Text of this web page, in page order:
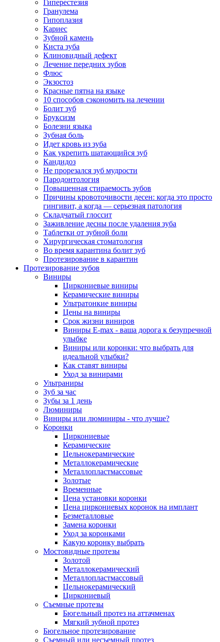
Гиперестезия
Гранулема
Гипоплазия
Кариес
Зубной камень
Киста зуба
Клиновидный дефект
Лечение передних зубов
Флюс
Экзостоз
Красные пятна на языке
10 способов сэкономить на лечении
Болит зуб
Бруксизм
Болезни языка
Зубная боль
Идет кровь из зуба
Как укрепить шатающийся зуб
Кандидоз
Не прорезался зуб мудрости
Пародонтология
Повышенная стираемость зубов
Причины кровоточивости десен: когда это просто
гингивит, а когда — серьезная патология
Складчатый глоссит
Заживление десны после удаления зуба
Таблетки от зубной боли
Хирургическая стоматология
Во время карантина болит зуб
Протезирование в карантин
Протезирование зубов
Виниры
Циркониевые виниры
Керамические виниры
Ультратонкие виниры
Цены на виниры
Срок жизни виниров
Виниры E-max - ваша дорога к безупречной
улыбке
Виниры или коронки: что выбрать для
идеальной улыбки?
Как ставят виниры
Уход за винирами
Ультраниры
Зуб за час
Зубы за 1 день
Люминиры
Виниры или люминиры - что лучше?
Коронки
Циркониевые
Керамические
Цельнокерамические
Металлокерамические
Металлопластмассовые
Золотые
Временные
Цена установки коронки
Цена циркониевых коронок на имплант
Безметалловые
Замена коронки
Уход за коронками
Какую коронку выбрать
Мостовидные протезы
Золотой
Металлокерамический
Металлопластмассовый
Цельнокерамический
Циркониевый
Съемные протезы
Бюгельный протез на аттачменах
Мягкий зубной протез
Бюгельное протезирование
Съемный или несъемный протез